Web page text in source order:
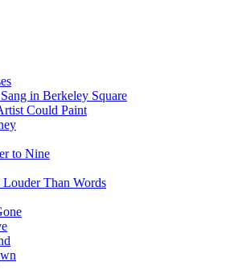
in Berkeley Square
Could Paint
to Nine
Louder Than Words